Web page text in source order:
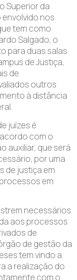
Superior da
nos
tem como
Salgado, o
para duas salas
de Justiça,
de
outros
à distância
juízes é
com o
auxiliar, que será
por uma
de justiça em
em
necessários
aos processos
de
de gestão da
tem vindo a
a realização do
com o